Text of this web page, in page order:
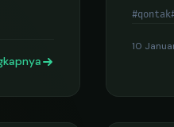
#qontak
10